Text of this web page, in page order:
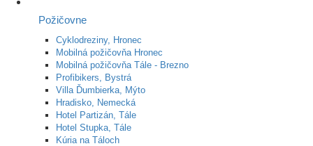
Požičovne
Cyklodreziny, Hronec
Mobilná požičovňa Hronec
Mobilná požičovňa Tále - Brezno
Profibikers, Bystrá
Villa Ďumbierka, Mýto
Hradisko, Nemecká
Hotel Partizán, Tále
Hotel Stupka, Tále
Kúria na Táloch